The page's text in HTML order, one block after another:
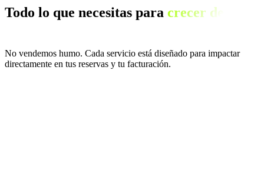
Todo lo que necesitas para crecer de
No vendemos humo. Cada servicio está diseñado para impactar
directamente en tus reservas y tu facturación.